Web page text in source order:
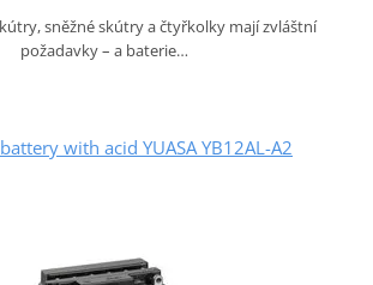
sněžné skútry a čtyřkolky mají zvláštní
požadavky – a baterie…
with acid YUASA YB12AL-A2